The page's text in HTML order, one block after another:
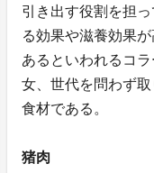
引き出す役割を担
る効果や滋養効果
あるといわれるコ
女、世代を問わず
食材である。
猪肉